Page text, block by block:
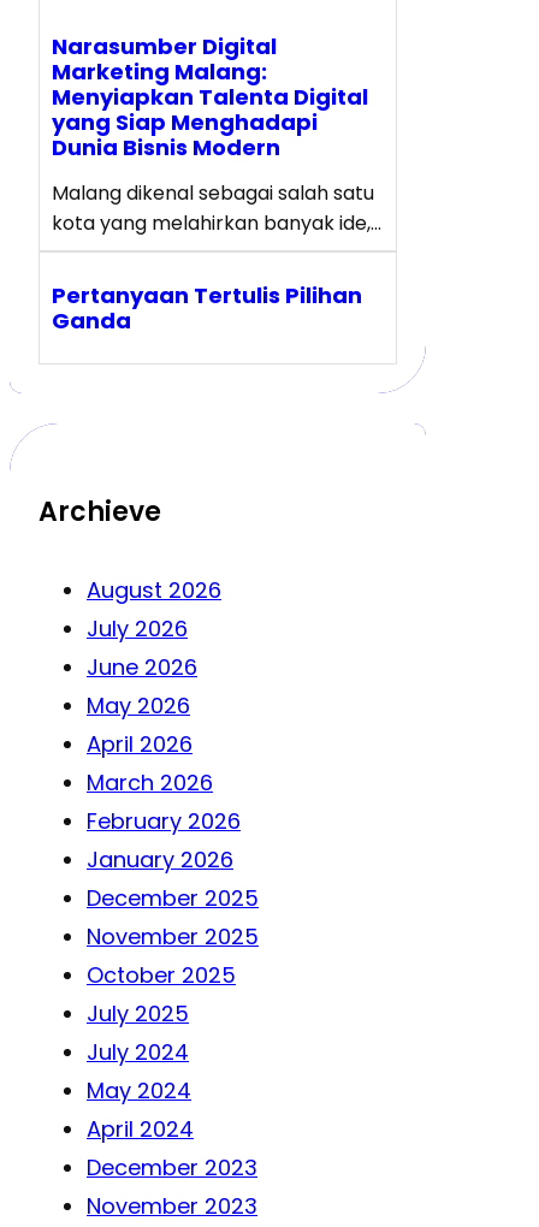
Narasumber Digital
Marketing Malang:
Menyiapkan Talenta Digital
yang Siap Menghadapi
Dunia Bisnis Modern
Malang dikenal sebagai salah satu
kota yang melahirkan banyak ide,…
Pertanyaan Tertulis Pilihan
Ganda
Archieve
August 2026
July 2026
June 2026
May 2026
April 2026
March 2026
February 2026
January 2026
December 2025
November 2025
October 2025
July 2025
July 2024
May 2024
April 2024
December 2023
November 2023